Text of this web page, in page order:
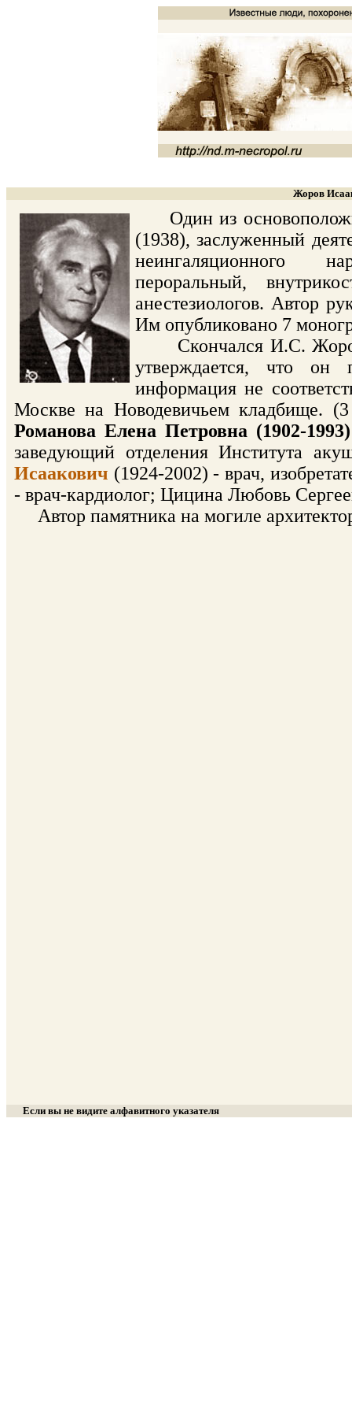
Жоров
Один из
(1938), заслуженный
неингаляционного
пероральный,
анестезиологов. Автор
Им опубликовано 7
Скончался И.С. Жоров
утверждается, что он
информация не
Москве на Новодевичьем кладбище.
Романова Елена Петровна (1902-1993)
заведующий отделения Института
Исаакович (1924-2002) - врач,
- врач-кардиолог; Цицина Любовь
Автор памятника на могиле
Если вы не видите алфавитного указателя